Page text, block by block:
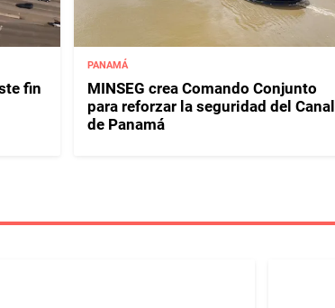
fin
PANAMÁ
MINSEG crea Comando Conjunto
para reforzar la seguridad del Canal
de Panamá